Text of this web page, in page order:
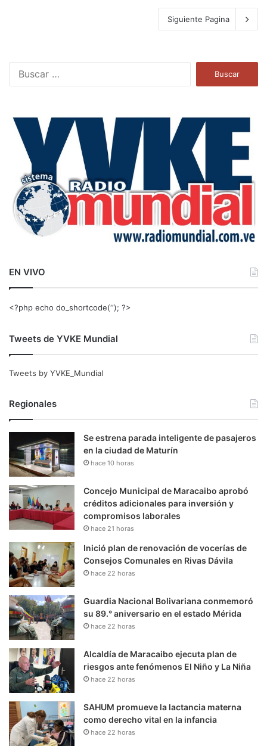
Siguiente Pagina
a
EN VIVO
<?php echo do_shortcode(‘‘); ?>
Tweets de YVKE Mundial
Tweets by YVKE_Mundial
Regionales
Se estrena parada inteligente de pasajeros
en la ciudad de Maturín
hace 10 horas
Concejo Municipal de Maracaibo aprobó
créditos adicionales para inversión y
compromisos laborales
hace 21 horas
Inició plan de renovación de vocerías de
Consejos Comunales en Rivas Dávila
hace 22 horas
Guardia Nacional Bolivariana conmemoró
su 89.° aniversario en el estado Mérida
hace 22 horas
Alcaldía de Maracaibo ejecuta plan de
riesgos ante fenómenos El Niño y La Niña
hace 22 horas
SAHUM promueve la lactancia materna
como derecho vital en la infancia
hace 22 horas